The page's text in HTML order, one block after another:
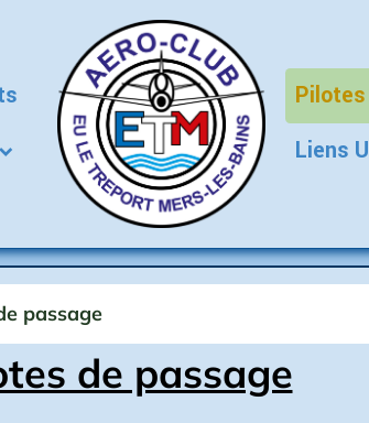
Pilotes
Liens
passage
de passage